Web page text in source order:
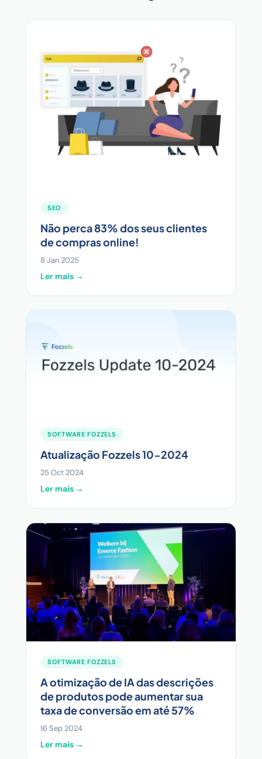
SEO
Não perca 83% dos seus clientes
de compras online!
8 Jan 2025
Ler mais →
SOFTWARE FOZZELS
Atualização Fozzels 10-2024
25 Oct 2024
Ler mais →
SOFTWARE FOZZELS
A otimização de IA das descrições
de produtos pode aumentar sua
taxa de conversão em até 57%
16 Sep 2024
Ler mais →